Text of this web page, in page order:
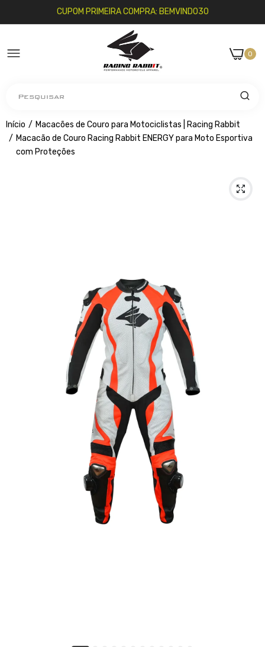
CUPOM PRIMEIRA COMPRA: BEMVINDO30
0
Pesquisar
Início
Macacões de Couro para Motociclistas | Racing Rabbit
Macacão de Couro Racing Rabbit ENERGY para Moto Esportiva
com Proteções